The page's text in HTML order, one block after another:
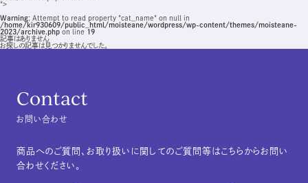
商品のご紹介
モイスティーヌ
Moisteane
コラム／素肌づくりの時間
よくあるご質問
">
Warning: Attempt to read property "cat_name" on null in
/home/kir930609/public_html/moisteane/wordpress/wp-content/themes/moisteane-
2023/archive.php on line 19
記事はありません
お探しの記事は見つかりませんでした。
Contact
お問い合わせ
商品へのご質問、お取り扱いに関してのご質問等はこちらからお問い
合わせください。